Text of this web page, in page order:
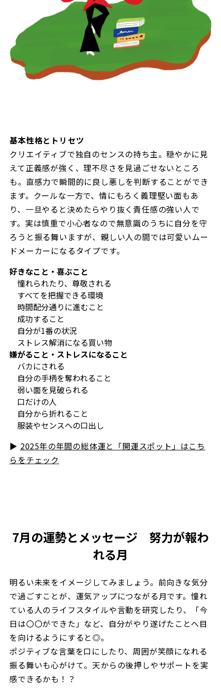
基本性格とトリセツ
クリエイティブで独自のセンスの持ち主。穏やかに見
えて正義感が強く、理不尽さを見過ごせないところ
も。直感力で瞬間的に良し悪しを判断することができ
ます。クールな一方で、情にもろく義理堅い面もあ
り、一旦やると決めたらやり抜く責任感の強い人で
す。実は慎重で小心者なので無意識のうちに自分を守
ろうと振る舞いますが、親しい人の間では可愛いムー
ドメーカーになるタイプです。
好きなこと・喜ぶこと
憧れられたり、尊敬される
すべてを把握できる環境
時間配分通りに進むこと
成功すること
自分が1番の状況
ストレス解消になる買い物
嫌がること・ストレスになること
バカにされる
自分の手柄を奪われること
弱い面を見破られる
口だけの人
自分から折れること
服装やセンスへの口出し
▶︎ 2025年の年間の総体運と「開運スポット」はこち
らをチェック
7月の運勢とメッセージ 努力が報わ
れる月
明るい未来をイメージしてみましょう。前向きな気分
で過ごすことが、運気アップにつながる月です。憧れ
ている人のライフスタイルや言動を研究したり、「今
日は〇〇ができた」など、自分がやり遂げたことへ目
を向けるようにすると◎。
ポジティブな言葉を口にしたり、周囲が笑顔になれる
振る舞いも心がけて。天からの後押しやサポートを実
感できるかも！？